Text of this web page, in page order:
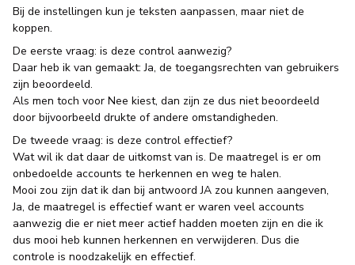
Bij de instellingen kun je teksten aanpassen, maar niet de
koppen.
De eerste vraag: is deze control aanwezig?
Daar heb ik van gemaakt: Ja, de toegangsrechten van gebruikers
zijn beoordeeld.
Als men toch voor Nee kiest, dan zijn ze dus niet beoordeeld
door bijvoorbeeld drukte of andere omstandigheden.
De tweede vraag: is deze control effectief?
Wat wil ik dat daar de uitkomst van is. De maatregel is er om
onbedoelde accounts te herkennen en weg te halen.
Mooi zou zijn dat ik dan bij antwoord JA zou kunnen aangeven,
Ja, de maatregel is effectief want er waren veel accounts
aanwezig die er niet meer actief hadden moeten zijn en die ik
dus mooi heb kunnen herkennen en verwijderen. Dus die
controle is noodzakelijk en effectief.